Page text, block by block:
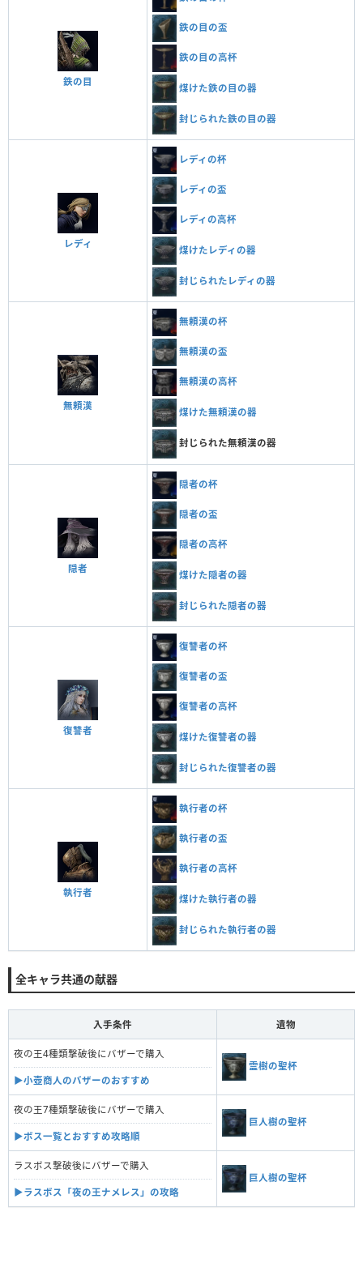
鉄の目
鉄の目の盃
鉄の目の高杯
煤けた鉄の目の器
封じられた鉄の目の器
レディ
レディの杯
レディの盃
レディの高杯
煤けたレディの器
封じられたレディの器
無頼漢
無頼漢の杯
無頼漢の盃
無頼漢の高杯
煤けた無頼漢の器
封じられた無頼漢の器
隠者
隠者の杯
隠者の盃
隠者の高杯
煤けた隠者の器
封じられた隠者の器
復讐者
復讐者の杯
復讐者の盃
復讐者の高杯
煤けた復讐者の器
封じられた復讐者の器
執行者
執行者の杯
執行者の盃
執行者の高杯
煤けた執行者の器
封じられた執行者の器
全キャラ共通の献器
入手条件 遺物
夜の王4種類撃破後にバザーで購入
▶︎小壺商人のバザーのおすすめ
霊樹の聖杯
夜の王7種類撃破後にバザーで購入
▶︎ボス一覧とおすすめ攻略順
巨人樹の聖杯
ラスボス撃破後にバザーで購入
▶︎ラスボス「夜の王ナメレス」の攻略
巨人樹の聖杯